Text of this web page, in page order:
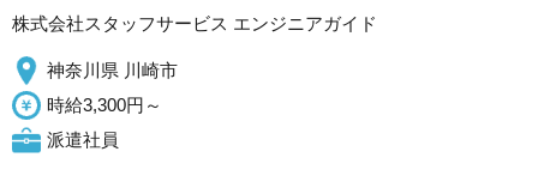
株式会社スタッフサービス エンジニアガイド
神奈川県 川崎市
時給3,300円～
派遣社員